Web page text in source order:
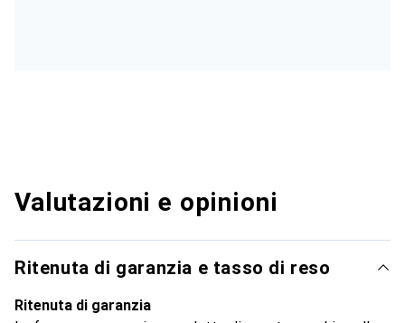
Valutazioni e opinioni
Ritenuta di garanzia e tasso di reso
Ritenuta di garanzia